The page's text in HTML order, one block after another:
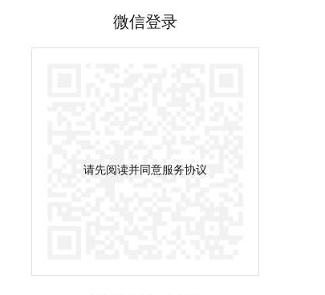
微信登录
请先阅读并同意服务协议